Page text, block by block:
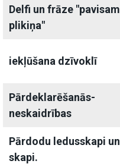
Delfi un frāze "pavisam
plikiņa"
iekļūšana dzīvoklī
Pārdeklarēšanās-
neskaidrības
Pārdodu ledusskapi un
skapi.